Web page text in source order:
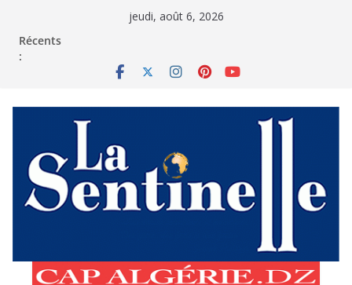
jeudi, août 6, 2026
Récents
: